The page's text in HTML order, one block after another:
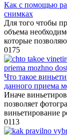
Как с помощью
снимках
Для того чтобы
объема
которые
0175
Что такое
данного приема
Иначе
позволяет
виньетирование
0113